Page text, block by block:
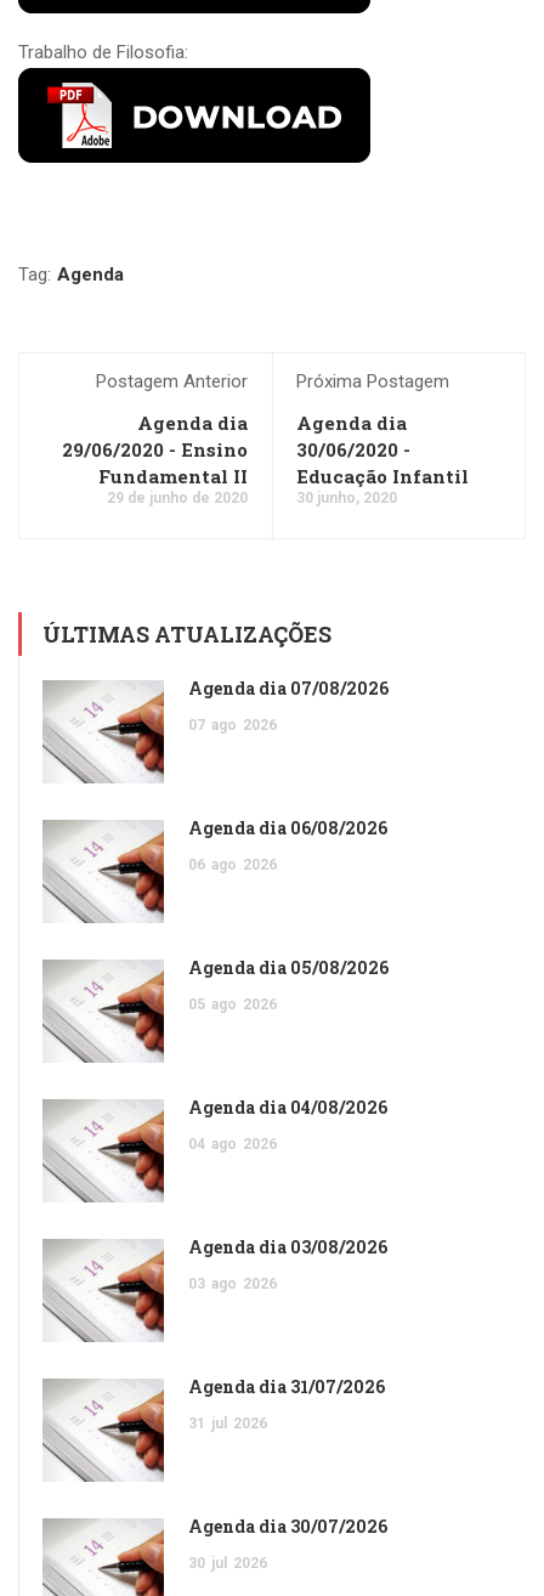
Trabalho de Filosofia:
Tag: Agenda
Postagem Anterior
Agenda dia
29/06/2020 - Ensino
Fundamental II
29 de junho de 2020
Próxima Postagem
Agenda dia
30/06/2020 -
Educação Infantil
30 junho, 2020
ÚLTIMAS ATUALIZAÇÕES
Agenda dia 07/08/2026
07 ago 2026
Agenda dia 06/08/2026
06 ago 2026
Agenda dia 05/08/2026
05 ago 2026
Agenda dia 04/08/2026
04 ago 2026
Agenda dia 03/08/2026
03 ago 2026
Agenda dia 31/07/2026
31 jul 2026
Agenda dia 30/07/2026
30 jul 2026